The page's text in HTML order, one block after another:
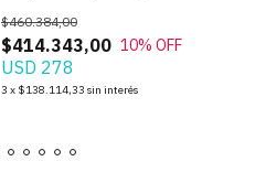
$414.343,00
$460.384,00
10% OFF
USD 278
3 x $138.114,33 sin interés